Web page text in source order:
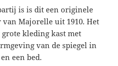
is is dit een originele
Majorelle uit 1910. Het
kleding kast met
van de spiegel in
een bed.